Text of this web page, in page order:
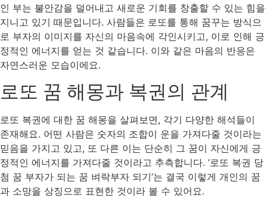
인 부는 불안감을 덜어내고 새로운 기회를 창출할 수 있는 힘을
지니고 있기 때문입니다. 사람들은 로또를 통해 꿈꾸는 방식으
로 부자의 이미지를 자신의 마음속에 각인시키고, 이로 인해 긍
정적인 에너지를 얻는 것 같습니다. 이와 같은 마음의 반응은
자연스러운 모습이에요.
로또 꿈 해몽과 복권의 관계
로또 복권에 대한 꿈 해몽을 살펴보면, 각기 다양한 해석들이
존재해요. 어떤 사람은 숫자의 조합이 운을 가져다줄 것이라는
믿음을 가지고 있고, 또 다른 이는 단순히 그 꿈이 자신에게 긍
정적인 에너지를 가져다줄 것이라고 추측합니다. ‘로또 복권 당
첨 꿈 부자가 되는 꿈 벼락부자 되기’는 결국 이렇게 개인의 꿈
과 소망을 상징으로 표현한 것이라 볼 수 있어요.